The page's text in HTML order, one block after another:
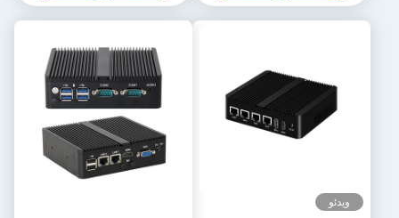
ویدئو